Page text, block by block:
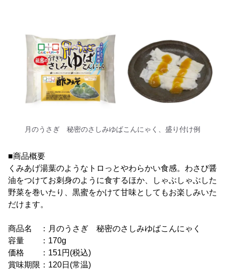
月のうさぎ 秘密のさしみゆばこんにゃく、盛り付け例
■商品概要
くみあげ湯葉のようなトロっとやわらかい食感。わさび醤
油をつけてお刺身のように食するほか、しゃぶしゃぶした
野菜を巻いたり、黒蜜をかけて甘味としてもお楽しみいた
だけます。
商品名 ：月のうさぎ 秘密のさしみゆばこんにゃく
容量 ：170g
価格 ：151円(税込)
賞味期限：120日(常温)